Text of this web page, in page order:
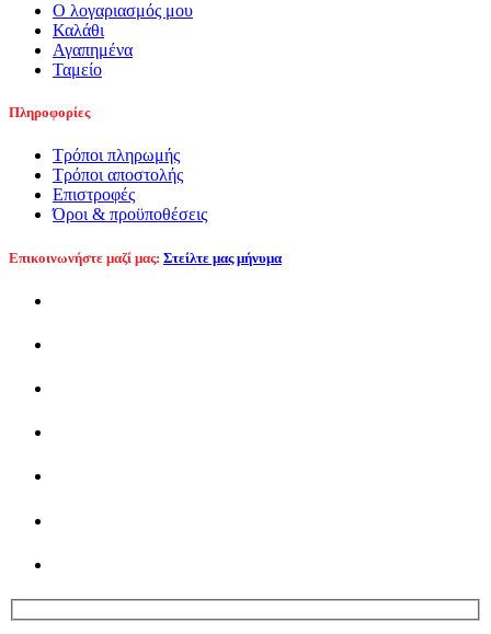
Ο λογαριασμός μου
Καλάθι
Αγαπημένα
Ταμείο
Πληροφορίες
Τρόποι πληρωμής
Τρόποι αποστολής
Επιστροφές
Όροι & προϋποθέσεις
Επικοινωνήστε μαζί μας: Στείλτε μας μήνυμα